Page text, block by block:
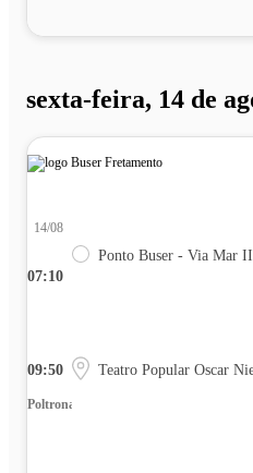
sexta-feira, 14 de
07:10
14/08
Ponto Buser - Via Mar II
09:50 Teatro Popular Oscar
Poltrona